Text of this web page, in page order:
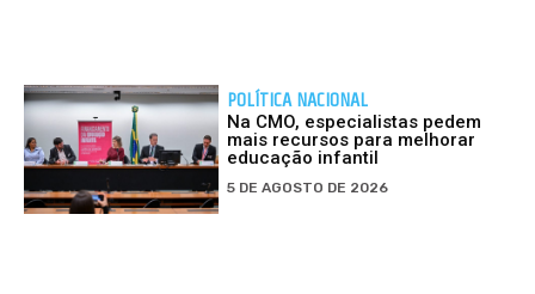
POLÍTICA NACIONAL
Na CMO, especialistas pedem
mais recursos para melhorar
educação infantil
5 DE AGOSTO DE 2026